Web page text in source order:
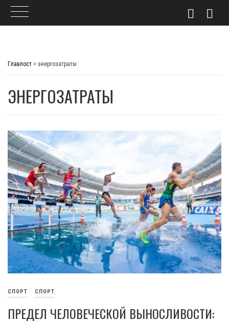
Главпост > энергозатраты
ЭНЕРГОЗАТРАТЫ
СПОРТ СПОРТ
ПРЕДЕЛ ЧЕЛОВЕЧЕСКОЙ ВЫНОСЛИВОСТИ: